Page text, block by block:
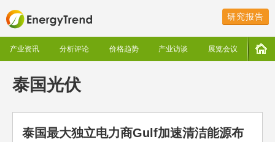
研究报告
产业资讯 分析评论 价格趋势 产业访谈 展览会议
泰国光伏
泰国最大独立电力商Gulf加速清洁能源布